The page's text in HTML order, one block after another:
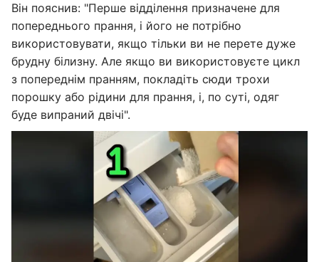
Він пояснив: "Перше відділення призначене для
попереднього прання, і його не потрібно
використовувати, якщо тільки ви не перете дуже
брудну білизну. Але якщо ви використовуєте цикл
з попереднім пранням, покладіть сюди трохи
порошку або рідини для прання, і, по суті, одяг
буде випраний двічі".